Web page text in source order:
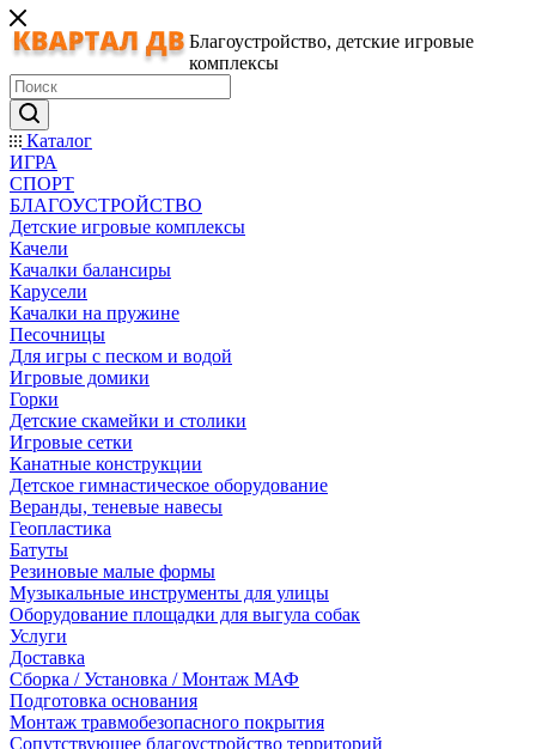
Благоустройство, детские игровые
комплексы
Каталог
ИГРА
СПОРТ
БЛАГОУСТРОЙСТВО
Детские игровые комплексы
Качели
Качалки балансиры
Карусели
Качалки на пружине
Песочницы
Для игры с песком и водой
Игровые домики
Горки
Детские скамейки и столики
Игровые сетки
Канатные конструкции
Детское гимнастическое оборудование
Веранды, теневые навесы
Геопластика
Батуты
Резиновые малые формы
Музыкальные инструменты для улицы
Оборудование площадки для выгула собак
Услуги
Доставка
Сборка / Установка / Монтаж МАФ
Подготовка основания
Монтаж травмобезопасного покрытия
Сопутствующее благоустройство территорий